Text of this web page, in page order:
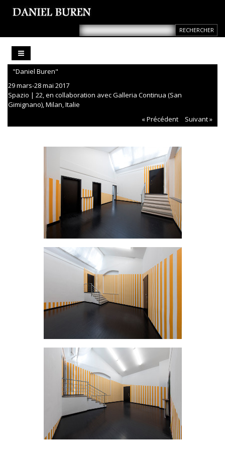
"Daniel Buren"
29 mars-28 mai 2017
Spazio | 22, en collaboration avec Galleria Continua (San
Gimignano), Milan, Italie
« Précédent
Suivant »